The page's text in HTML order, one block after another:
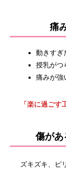
痛
動きすぎ
授乳がつ
痛みが強
「楽に過ご
傷があ
ズキズキ、ピ